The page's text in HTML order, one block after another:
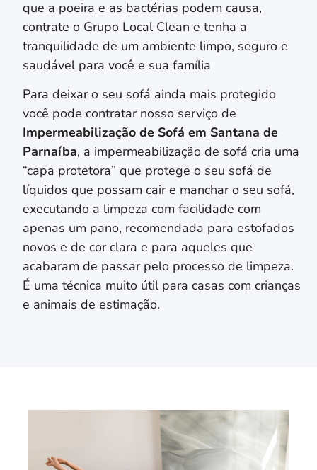
que a poeira e as bactérias podem causa,
contrate o Grupo Local Clean e tenha a
tranquilidade de um ambiente limpo, seguro e
saudável para você e sua família
Para deixar o seu sofá ainda mais protegido
você pode contratar nosso serviço de
Impermeabilização de Sofá em Santana de
Parnaíba, a impermeabilização de sofá cria uma
“capa protetora” que protege o seu sofá de
líquidos que possam cair e manchar o seu sofá,
executando a limpeza com facilidade com
apenas um pano, recomendada para estofados
novos e de cor clara e para aqueles que
acabaram de passar pelo processo de limpeza.
É uma técnica muito útil para casas com crianças
e animais de estimação.